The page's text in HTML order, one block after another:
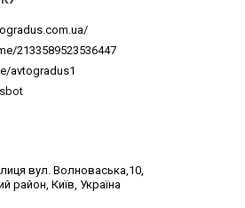
2133589523536447
avtogradus1
вул. Волноваська,10,
район, Київ, Україна